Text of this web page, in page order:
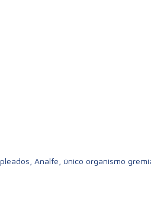
Analfe, único organismo